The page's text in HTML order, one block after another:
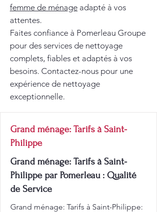
femme de ménage adapté à vos
attentes.
Faites confiance à Pomerleau Groupe
pour des services de nettoyage
complets, fiables et adaptés à vos
besoins. Contactez-nous pour une
expérience de nettoyage
exceptionnelle.
Grand ménage: Tarifs à Saint-
Philippe
Grand ménage: Tarifs à Saint-
Philippe par Pomerleau : Qualité
de Service
Grand ménage: Tarifs à Saint-Philippe: